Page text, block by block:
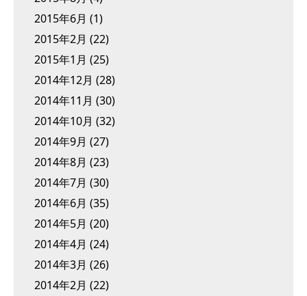
2015年6月 (1)
2015年2月 (22)
2015年1月 (25)
2014年12月 (28)
2014年11月 (30)
2014年10月 (32)
2014年9月 (27)
2014年8月 (23)
2014年7月 (30)
2014年6月 (35)
2014年5月 (20)
2014年4月 (24)
2014年3月 (26)
2014年2月 (22)